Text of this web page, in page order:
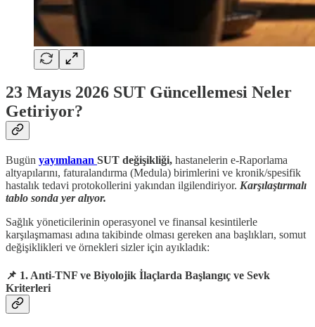
23 Mayıs 2026 SUT Güncellemesi Neler
Getiriyor?
Bugün yayımlanan SUT değişikliği, hastanelerin e-Raporlama
altyapılarını, faturalandırma (Medula) birimlerini ve kronik/spesifik
hastalık tedavi protokollerini yakından ilgilendiriyor. Karşılaştırmalı
tablo sonda yer alıyor.
Sağlık yöneticilerinin operasyonel ve finansal kesintilerle
karşılaşmaması adına takibinde olması gereken ana başlıkları, somut
değişiklikleri ve örnekleri sizler için ayıkladık:
📌 1. Anti-TNF ve Biyolojik İlaçlarda Başlangıç ve Sevk
Kriterleri